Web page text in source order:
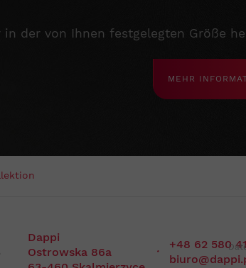
in der von Ihnen festgelegten Größe
MEHR
Dappi
Ostrowska 86a
·
+48 62 580